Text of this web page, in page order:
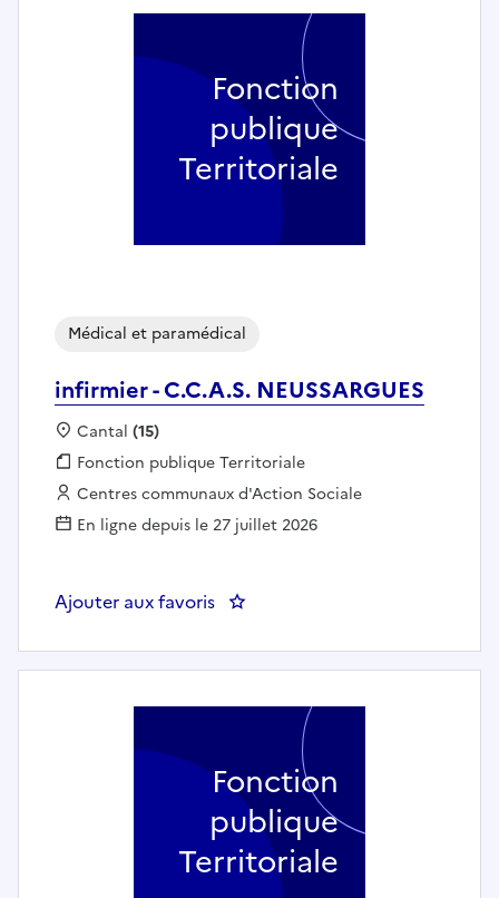
infirmier - C.C.A.S. NEUSSARGUES
Médical et paramédical
Localisation :
Cantal (15)
Fonction publique :
Fonction publique Territoriale
Employeur :
Centres communaux d'Action Sociale
En ligne depuis le 27 juillet 2026
Ajouter aux favoris : infirmier - C.C.A.S.
Fonction
publique
Territoriale
Fonction
publique
Territoriale